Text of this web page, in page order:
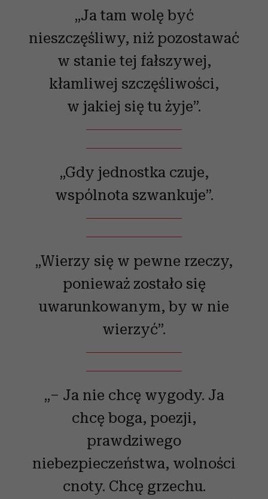
„Ja tam wolę być
nieszczęśliwy, niż pozostawać
w stanie tej fałszywej,
kłamliwej szczęśliwości,
w jakiej się tu żyje”.
„Gdy jednostka czuje,
wspólnota szwankuje”.
„Wierzy się w pewne rzeczy,
ponieważ zostało się
uwarunkowanym, by w nie
wierzyć”.
„– Ja nie chcę wygody. Ja
chcę boga, poezji,
prawdziwego
niebezpieczeństwa, wolności
cnoty. Chcę grzechu.